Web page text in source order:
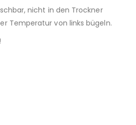
nicht in den Trockner
Temperatur von links bügeln.